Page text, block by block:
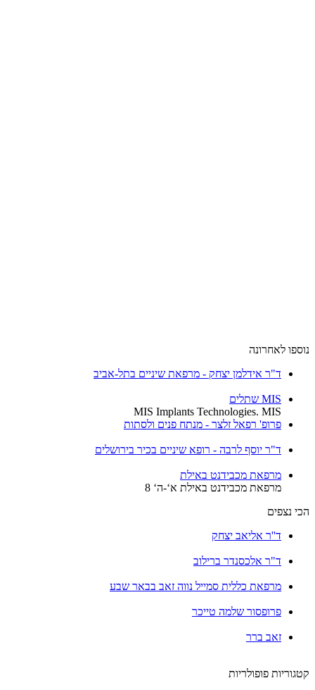
לאחרונה
ד"ר אידלמן יצחק - מרפאת שיניים בתל-אביב
MIS שתלים
MIS Implants Technologies. MIS
פרופ' רפאל זלצר - מנתח פנים ולסתות
ד"ר יוסף לרבה - רופא שיניים בכיר בירושלים
מרפאת מכבידנט באילת
מרפאת מכבידנט באילת א‘-ה‘ 8
נצפים
ד''ר אליאב יצחק
ד"ר אלכסנדר ברילוב
מרפאת כללית סמייל נווה זאב בבאר שבע
פרופסור שלמה טייכר
זאב ברר
פופולריות